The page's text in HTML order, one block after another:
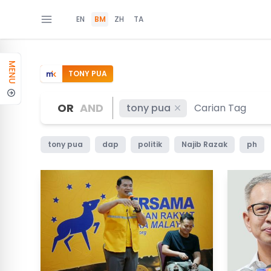
EN BM ZH TA
MENU TONY PUA
OR AND tony pua
tony pua dap politik Najib Razak ph